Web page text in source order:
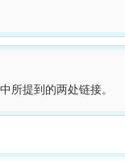
所提到的两处链接。